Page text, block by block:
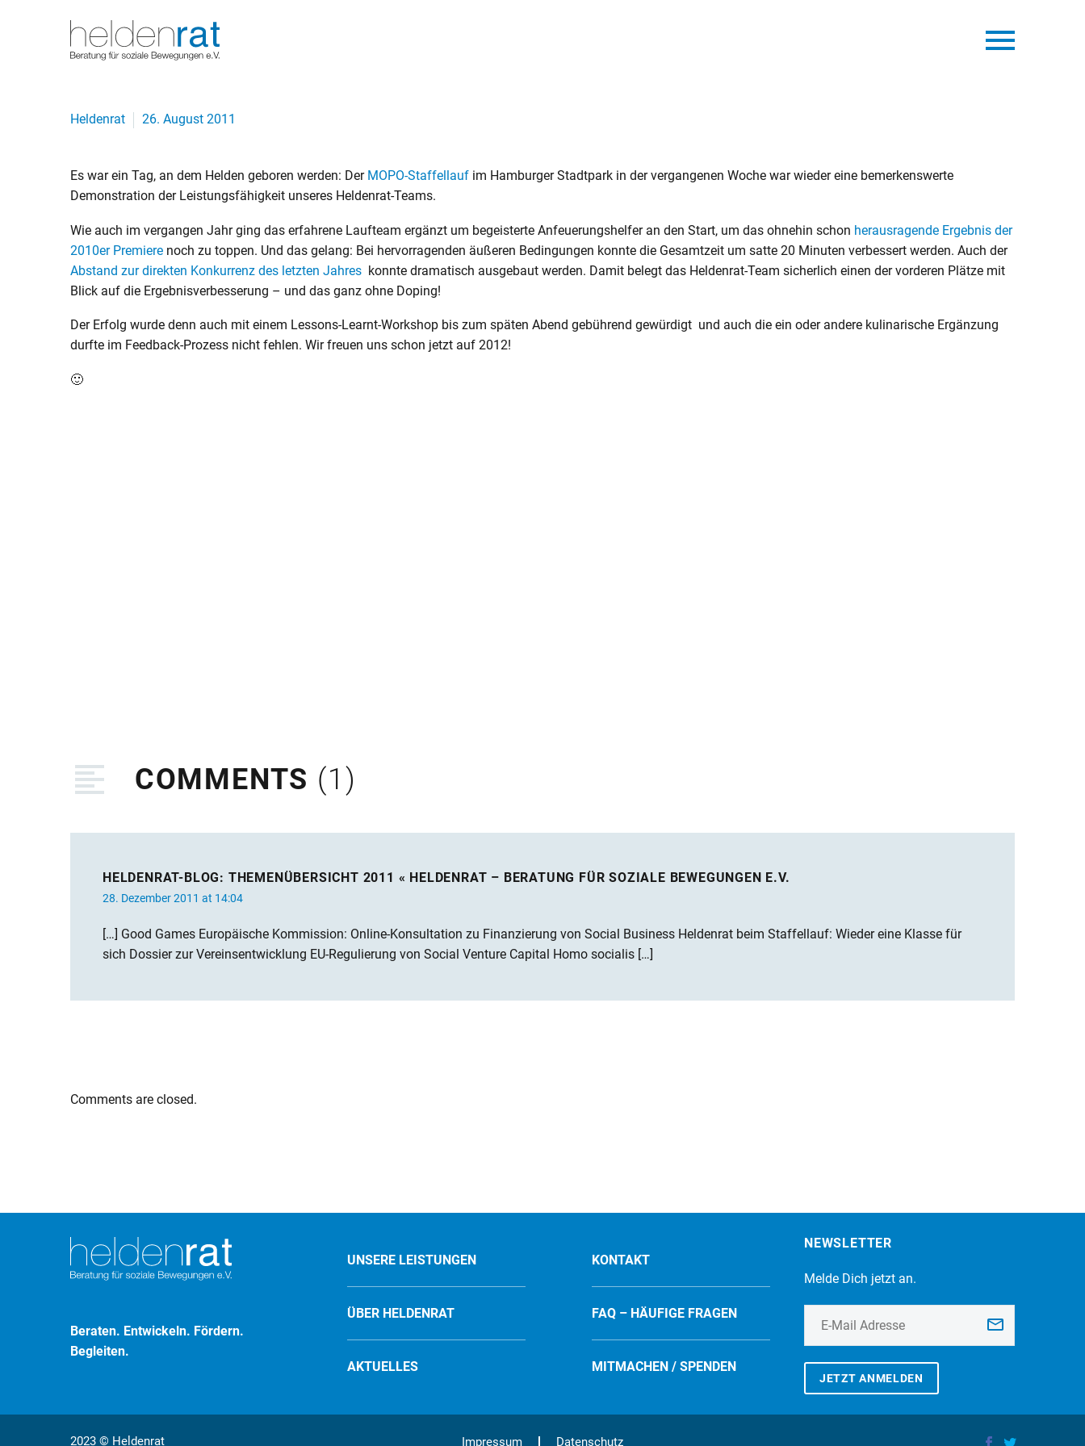
Heldenrat 26. August 2011
Es war ein Tag, an dem Helden geboren werden: Der MOPO-Staffellauf im Hamburger Stadtpark in der vergangenen Woche war wieder eine bemerkenswerte
Demonstration der Leistungsfähigkeit unseres Heldenrat-Teams.
Wie auch im vergangen Jahr ging das erfahrene Laufteam ergänzt um begeisterte Anfeuerungshelfer an den Start, um das ohnehin schon herausragende Ergebnis der
2010er Premiere noch zu toppen. Und das gelang: Bei hervorragenden äußeren Bedingungen konnte die Gesamtzeit um satte 20 Minuten verbessert werden. Auch der
Abstand zur direkten Konkurrenz des letzten Jahres konnte dramatisch ausgebaut werden. Damit belegt das Heldenrat-Team sicherlich einen der vorderen Plätze mit
Blick auf die Ergebnisverbesserung – und das ganz ohne Doping!
Der Erfolg wurde denn auch mit einem Lessons-Learnt-Workshop bis zum späten Abend gebührend gewürdigt und auch die ein oder andere kulinarische Ergänzung
durfte im Feedback-Prozess nicht fehlen. Wir freuen uns schon jetzt auf 2012!
🙂
COMMENTS (1)
HELDENRAT-BLOG: THEMENÜBERSICHT 2011 « HELDENRAT – BERATUNG FÜR SOZIALE BEWEGUNGEN E.V.
28. Dezember 2011 at 14:04
[…] Good Games Europäische Kommission: Online-Konsultation zu Finanzierung von Social Business Heldenrat beim Staffellauf: Wieder eine Klasse für
sich Dossier zur Vereinsentwicklung EU-Regulierung von Social Venture Capital Homo socialis […]
Comments are closed.
Beraten. Entwickeln. Fördern.
Begleiten.
UNSERE LEISTUNGEN
ÜBER HELDENRAT
AKTUELLES
KONTAKT
FAQ – HÄUFIGE FRAGEN
MITMACHEN / SPENDEN
NEWSLETTER
Melde Dich jetzt an.
JETZT ANMELDEN
Impressum Datenschutz
2023 © Heldenrat